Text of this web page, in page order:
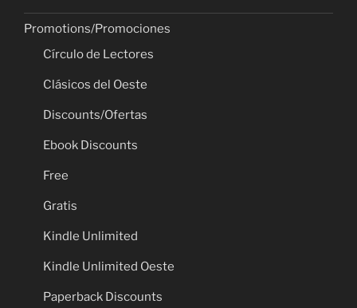
Promotions/Promociones
Círculo de Lectores
Clásicos del Oeste
Discounts/Ofertas
Ebook Discounts
Free
Gratis
Kindle Unlimited
Kindle Unlimited Oeste
Paperback Discounts